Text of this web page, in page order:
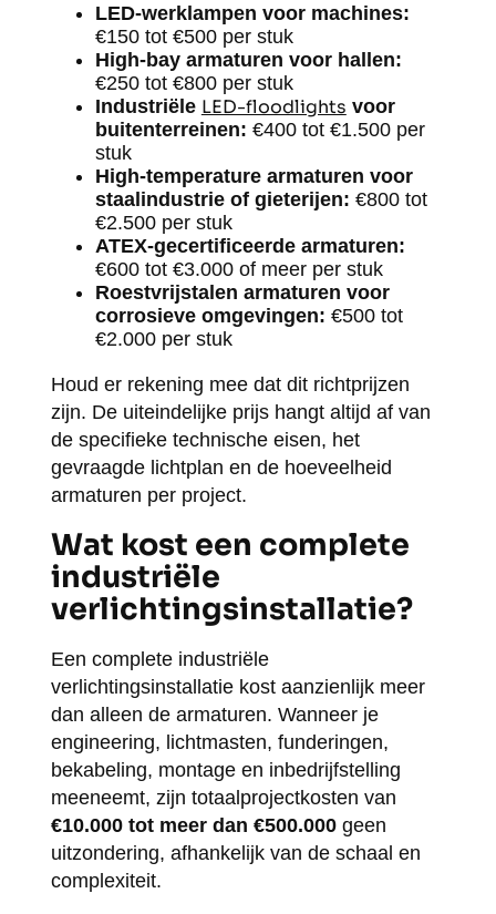
LED-werklampen voor machines:
€150 tot €500 per stuk
High-bay armaturen voor hallen:
€250 tot €800 per stuk
Industriële LED-floodlights voor
buitenterreinen: €400 tot €1.500 per
stuk
High-temperature armaturen voor
staalindustrie of gieterijen: €800 tot
€2.500 per stuk
ATEX-gecertificeerde armaturen:
€600 tot €3.000 of meer per stuk
Roestvrijstalen armaturen voor
corrosieve omgevingen: €500 tot
€2.000 per stuk
Houd er rekening mee dat dit richtprijzen
zijn. De uiteindelijke prijs hangt altijd af van
de specifieke technische eisen, het
gevraagde lichtplan en de hoeveelheid
armaturen per project.
Wat kost een complete
industriële
verlichtingsinstallatie?
Een complete industriële
verlichtingsinstallatie kost aanzienlijk meer
dan alleen de armaturen. Wanneer je
engineering, lichtmasten, funderingen,
bekabeling, montage en inbedrijfstelling
meeneemt, zijn totaalprojectkosten van
€10.000 tot meer dan €500.000geen
uitzondering, afhankelijk van de schaal en
complexiteit.